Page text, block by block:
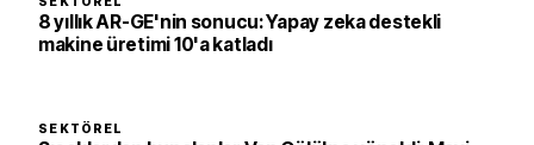
8 yıllık AR-GE'nin sonucu: Yapay zeka destekli
makine üretimi 10'a katladı
SEKTÖREL